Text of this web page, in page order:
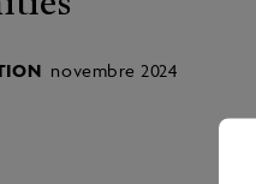
novembre 2024